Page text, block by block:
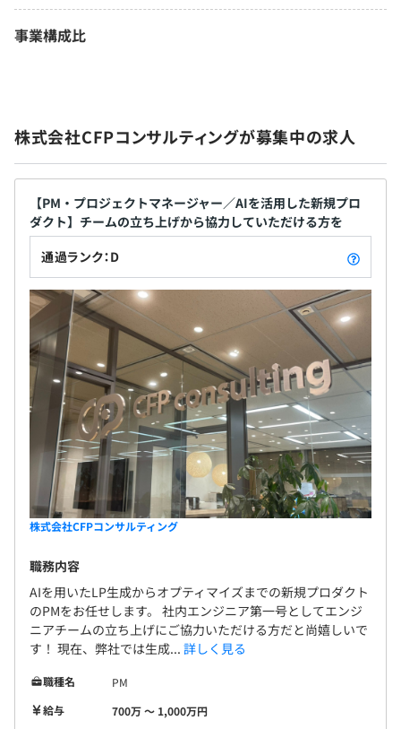
事業構成比
株式会社CFPコンサルティングが募集中の求人
【PM・プロジェクトマネージャー／AIを活用した新規プロ
ダクト】チームの立ち上げから協力していただける方を
通過ランク：D
株式会社CFPコンサルティング
職務内容
AIを用いたLP生成からオプティマイズまでの新規プロダクト
のPMをお任せします。 社内エンジニア第一号としてエンジ
ニアチームの立ち上げにご協力いただける方だと尚嬉しいで
す！ 現在、弊社では生成... 詳しく見る
職種名
PM
給与
700万 〜 1,000万円